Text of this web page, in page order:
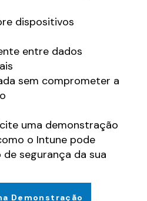
dispositivos
entre dados
sem comprometer a
uma demonstração
o Intune pode
segurança da sua
Demonstração